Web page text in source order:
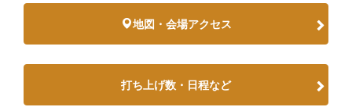
地図・会場アクセス
打ち上げ数・日程など